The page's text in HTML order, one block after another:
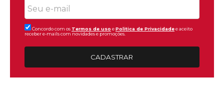
Concordo com os Termos de uso ePolitica de Privacidadee aceito
receber e-mails com novidades e promoções.
CADASTRAR